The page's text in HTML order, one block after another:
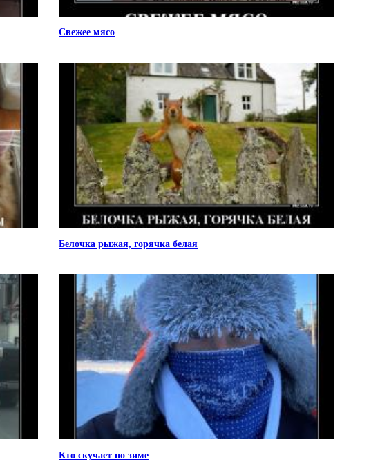
Свежее мясо
Белочка рыжая, горячка белая
Кто скучает по зиме